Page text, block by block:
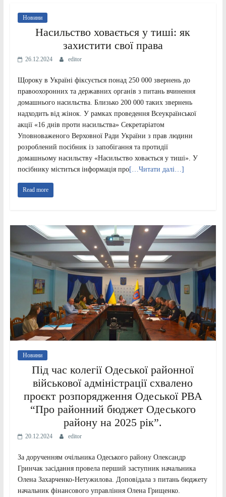
Новини
Насильство ховається у тиші: як
захистити свої права
26.12.2024 editor
Щороку в Україні фіксується понад 250 000 звернень до
правоохоронних та державних органів з питань вчинення
домашнього насильства. Близько 200 000 таких звернень
надходить від жінок. У рамках проведення Всеукраїнської
акції «16 днів проти насильства» Секретаріатом
Уповноваженого Верховної Ради України з прав людини
розроблений посібник із запобігання та протидії
домашньому насильству «Насильство ховається у тиші». У
посібнику міститься інформація про[…Читати далі…]
Read more
Новини
Під час колегії Одеської районної
військової адміністрації схвалено
проєкт розпорядження Одеської РВА
“Про районний бюджет Одеського
району на 2025 рік”.
20.12.2024 editor
За дорученням очільника Одеського району Олександр
Гринчак засідання провела перший заступник начальника
Олена Захарченко-Нетужилова. Доповідала з питань бюджету
начальник фінансового управління Олена Грищенко.